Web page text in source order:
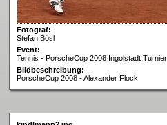
Fotograf:
Stefan Bösl
Event:
Tennis - PorscheCup 2008 Ingolstadt Turnier
Bildbeschreibung:
PorscheCup 2008 - Alexander Flock